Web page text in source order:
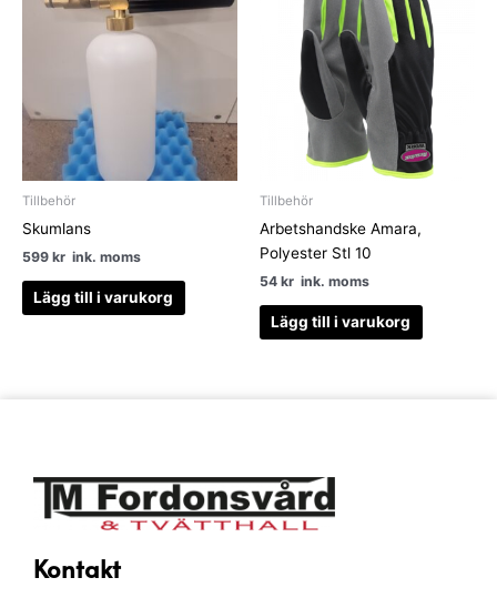
Tillbehör
Skumlans
599 kr ink. moms
Lägg till i varukorg
Tillbehör
Arbetshandske Amara,
Polyester Stl 10
54 kr ink. moms
Lägg till i varukorg
Kontakt